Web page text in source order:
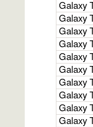
Galaxy
Galaxy
Galaxy
Galaxy
Galaxy
Galaxy
Galaxy
Galaxy
Galaxy
Galaxy